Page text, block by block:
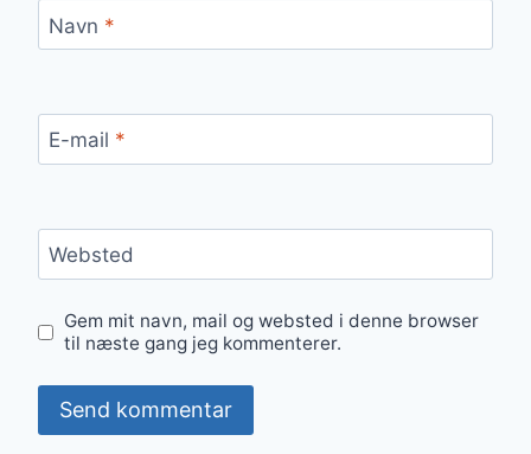
Navn *
E-mail *
Websted
Gem mit navn, mail og websted i denne browser
til næste gang jeg kommenterer.